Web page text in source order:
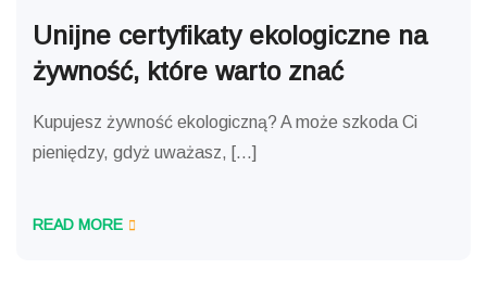
Unijne certyfikaty ekologiczne na
żywność, które warto znać
Kupujesz żywność ekologiczną? A może szkoda Ci
pieniędzy, gdyż uważasz, […]
READ MORE